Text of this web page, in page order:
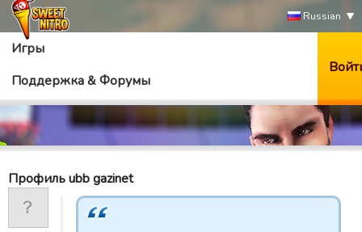
Russian
Игры
Поддержка & Форумы
Профиль ubb gazinet